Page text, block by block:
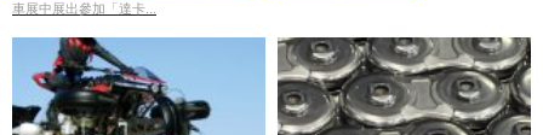
車展中展出參加「達卡...